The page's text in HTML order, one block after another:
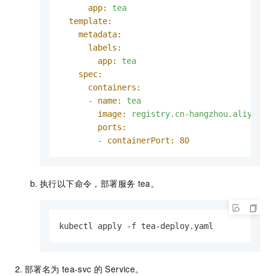
app:
tea
template:
metadata:
labels:
app:
tea
spec:
containers:
-
name:
tea
image:
registry.cn-
ports:
-
containerPort: 80
执行以下命令，部署服务 tea。
kubectl apply -f tea-deploy.yaml
部署名为 tea-svc 的 Service。